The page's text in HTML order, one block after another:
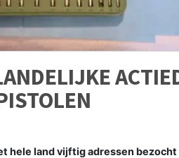
hele land vijftig adressen